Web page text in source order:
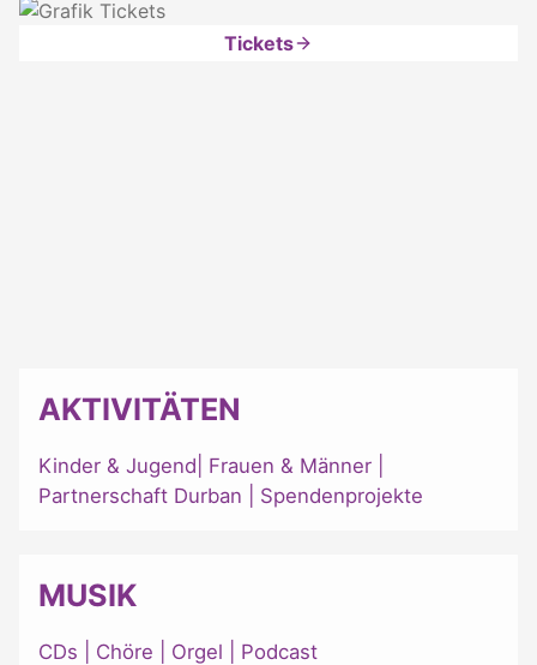
Tickets
AKTIVITÄTEN
Kinder & Jugend Frauen & Männer
Partnerschaft Durban
Spendenprojekte
MUSIK
CDs Chöre Orgel Podcast